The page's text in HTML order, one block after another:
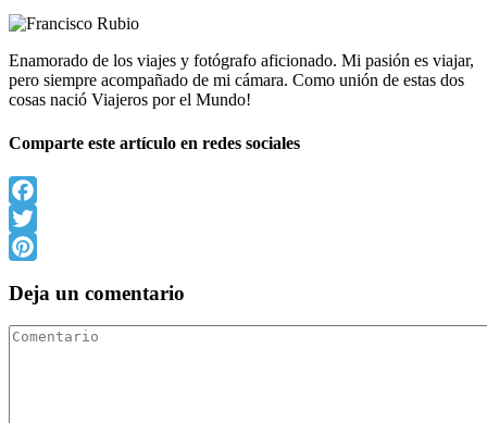
Enamorado de los viajes y fotógrafo aficionado. Mi pasión es viajar,
pero siempre acompañado de mi cámara. Como unión de estas dos
cosas nació Viajeros por el Mundo!
Comparte este artículo en redes sociales
Facebook
Twitter
Deja un comentario